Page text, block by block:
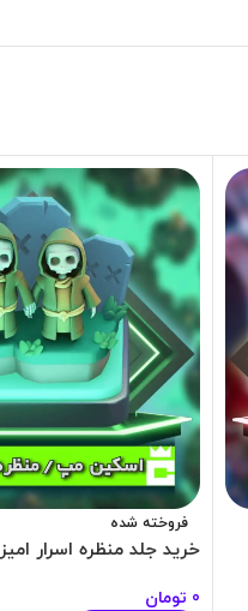
فروخته شده
خرید جلد منظره اسرار امیز
0 تومان